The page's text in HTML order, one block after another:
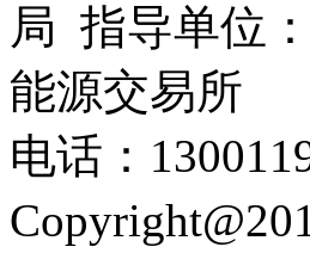
局 指导单位
能源交易所
电话：